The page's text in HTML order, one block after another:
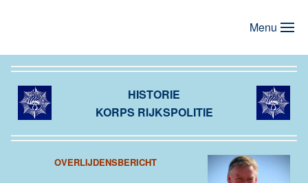
Menu
HISTORIE
KORPS RIJKSPOLITIE
OVERLIJDENSBERICHT